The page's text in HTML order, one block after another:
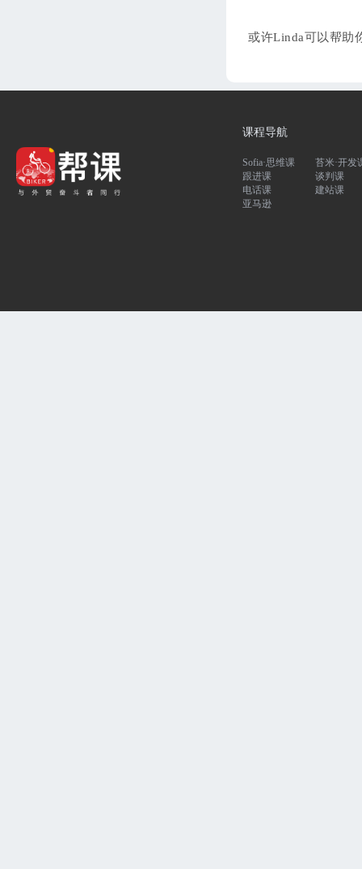
或许Linda可以帮助
课程导航
Sofia·思维课
苔米·开发
跟进课
谈判课
电话课
建站课
亚马逊